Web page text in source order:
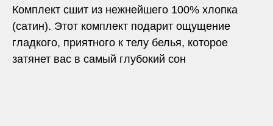
Комплект сшит из нежнейшего 100% хлопка
(сатин). Этот комплект подарит ощущение
гладкого, приятного к телу белья, которое
затянет вас в самый глубокий сон